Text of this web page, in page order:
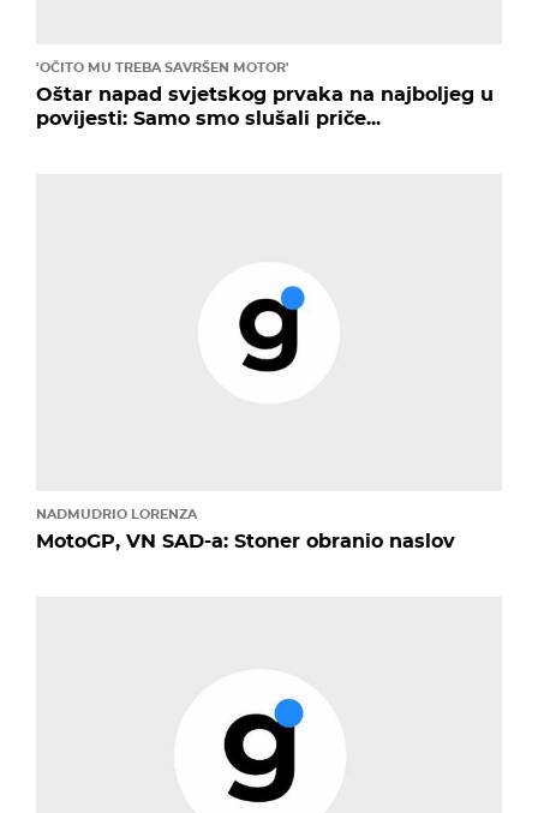
'OČITO MU TREBA SAVRŠEN MOTOR'
Oštar napad svjetskog prvaka na najboljeg u
povijesti: Samo smo slušali priče...
NADMUDRIO LORENZA
MotoGP, VN SAD-a: Stoner obranio naslov